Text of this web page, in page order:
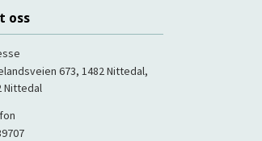
oss
673, 1482 Nittedal,
Nittedal